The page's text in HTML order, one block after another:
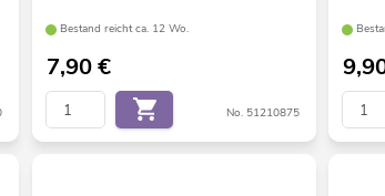
Bestand reicht ca. 12 Wo.
7,90€
No. 51210875